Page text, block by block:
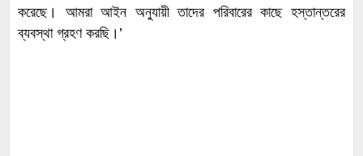
করেছে। আমরা আইন অনুযায়ী তাদের পরিবারের কাছে হস্তান্তরের
ব্যবস্থা গ্রহণ করছি।’